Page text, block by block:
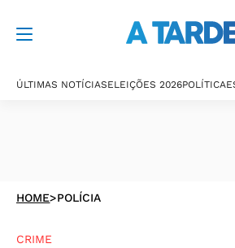
ÚLTIMAS NOTÍCIASELEIÇÕES 2026POLÍTICA
HOME>POLÍCIA
CRIME